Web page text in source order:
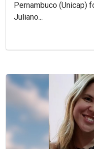
Pernambuco (Unicap)
Juliano...